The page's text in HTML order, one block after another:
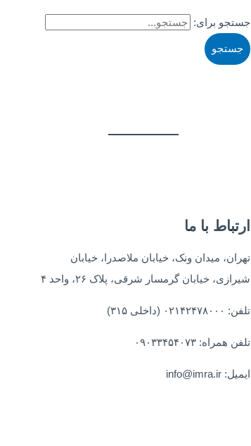
جستجو برای:
ارتباط با ما
تهران، میدان ونک، خیابان ملاصدرا، خیابان
شیرازی، خیابان گرمسار شرقی، پلاک ۲۶، واحد ۴
تلفن: ۰۲۱۴۲۴۷۸۰۰۰ (داخلی ۳۱۵)
تلفن همراه: ۰۹۰۳۳۴۵۴۰۷۳
ایمیل: info@imra.ir